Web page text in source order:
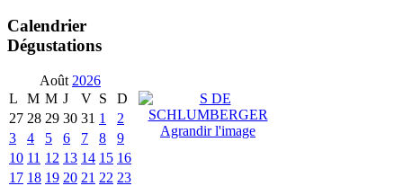
Calendrier
Dégustations
Août 2026
L
M M J V S
D
27 28 29 30 31 1
2
3
4 5 6 7 8
9
10 11 12 13 14 15 16
17 18 19 20 21 22 23
Agrandir l'image